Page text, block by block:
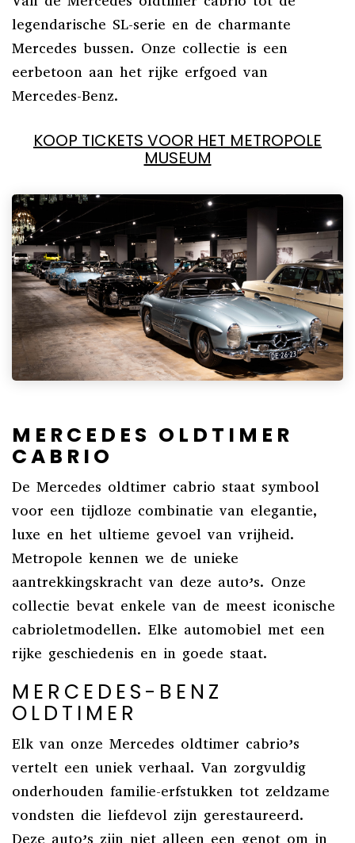
legendarische SL-serie en de charmante
Mercedes bussen. Onze collectie is een
eerbetoon aan het rijke erfgoed van
Mercedes-Benz.
KOOP TICKETS VOOR HET METROPOLE
MUSEUM
MERCEDES OLDTIMER
CABRIO
De Mercedes oldtimer cabrio staat symbool
voor een tijdloze combinatie van elegantie,
luxe en het ultieme gevoel van vrijheid.
Metropole kennen we de unieke
aantrekkingskracht van deze auto’s. Onze
collectie bevat enkele van de meest iconische
cabrioletmodellen. Elke automobiel met een
rijke geschiedenis en in goede staat.
MERCEDES-BENZ
OLDTIMER
Elk van onze Mercedes oldtimer cabrio’s
vertelt een uniek verhaal. Van zorgvuldig
onderhouden familie-erfstukken tot zeldzame
vondsten die liefdevol zijn gerestaureerd.
Deze auto’s zijn niet alleen een genot om in